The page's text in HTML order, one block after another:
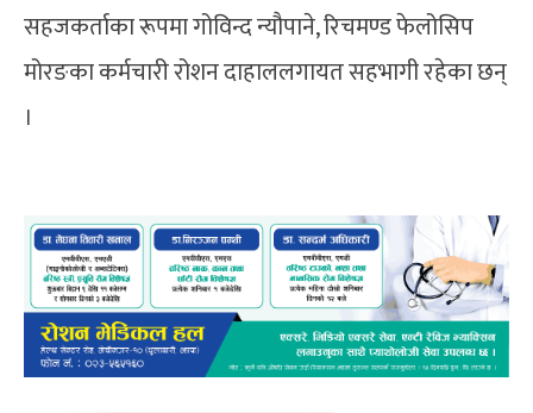
सहजकर्ताका रूपमा गोविन्द न्यौपाने, रिचमण्ड फेलोसिप
मोरङका कर्मचारी रोशन दाहाललगायत सहभागी रहेका छन्
।